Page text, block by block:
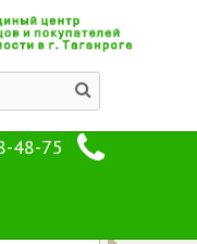
48-75